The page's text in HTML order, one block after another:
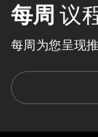
每周 议
每周为您呈现